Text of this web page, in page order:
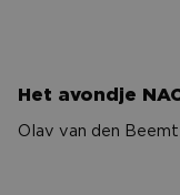
Het avondje
Olav van den